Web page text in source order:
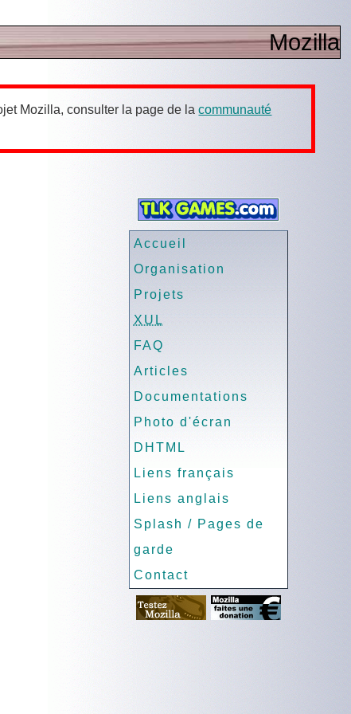
Mozilla
Mozilla, consulter la page de lacommunauté
Accueil
Organisation
Projets
XUL
FAQ
Articles
Documentations
Photo d'écran
DHTML
Liens français
Liens anglais
Splash / Pages de
garde
Contact